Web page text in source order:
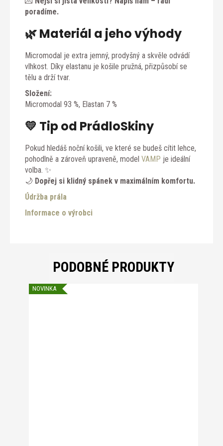
poradíme.
🌿 Materiál a jeho výhody
Micromodal je extra jemný, prodyšný a skvěle odvádí
vlhkost. Díky elastanu je košile pružná, přizpůsobí se
tělu a drží tvar.
Složení:
Micromodal 93 %, Elastan 7 %
💛 Tip od PrádloSkiny
Pokud hledáš noční košili, ve které se budeš cítit lehce,
pohodlně a zároveň upraveně, model VAMP je ideální
volba. ✨
🌙 Dopřej si klidný spánek v maximálním komfortu.
Údržba prála
Informace o výrobci
PODOBNÉ PRODUKTY
NOVINKA